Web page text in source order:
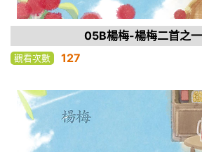
05B楊梅-楊梅二首之
觀看次數 127